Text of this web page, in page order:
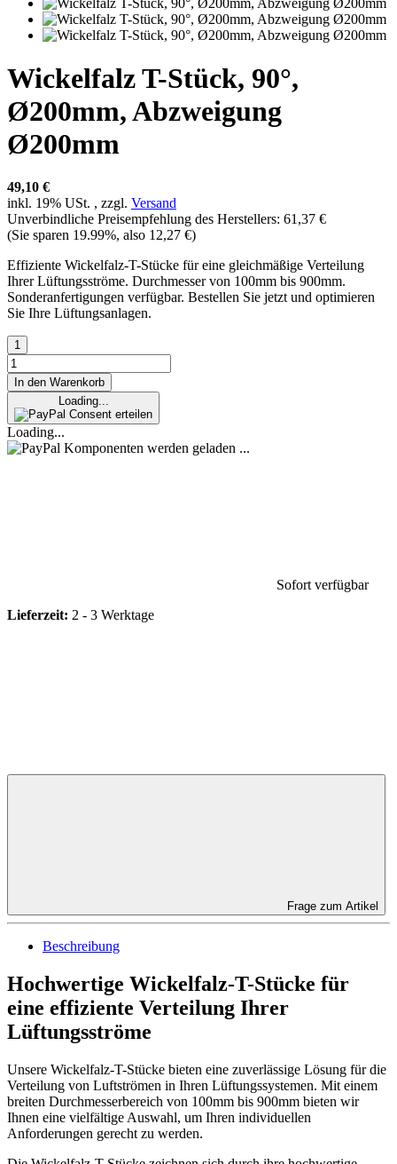
Wickelfalz T-Stück, 90°,
Ø200mm, Abzweigung
Ø200mm
49,10 €
inkl. 19% USt. , zzgl. Versand
Unverbindliche Preisempfehlung des Herstellers: 61,37 €
(Sie sparen 19.99%, also 12,27 €)
Effiziente Wickelfalz-T-Stücke für eine gleichmäßige Verteilung
Ihrer Lüftungsströme. Durchmesser von 100mm bis 900mm.
Sonderanfertigungen verfügbar. Bestellen Sie jetzt und optimieren
Sie Ihre Lüftungsanlagen.
In den Warenkorb
Loading...
Consent erteilen
Loading...
Komponenten werden geladen ...
Sofort verfügbar
Lieferzeit: 2 - 3 Werktage
Frage zum Artikel
Beschreibung
Hochwertige Wickelfalz-T-Stücke für
eine effiziente Verteilung Ihrer
Lüftungsströme
Unsere Wickelfalz-T-Stücke bieten eine zuverlässige Lösung für die
Verteilung von Luftströmen in Ihren Lüftungssystemen. Mit einem
breiten Durchmesserbereich von 100mm bis 900mm bieten wir
Ihnen eine vielfältige Auswahl, um Ihren individuellen
Anforderungen gerecht zu werden.